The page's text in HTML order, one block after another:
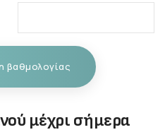
βαθμολογίας
μέχρι σήμερα